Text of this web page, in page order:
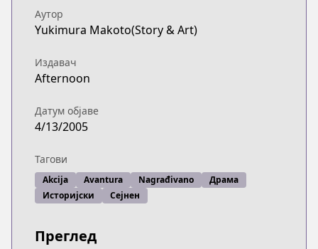
Аутор
Yukimura Makoto(Story & Art)
Издавач
Afternoon
Датум објаве
4/13/2005
Тагови
Akcija Avantura Nagrađivano
Драма
Историјски
Сејнен
Преглед